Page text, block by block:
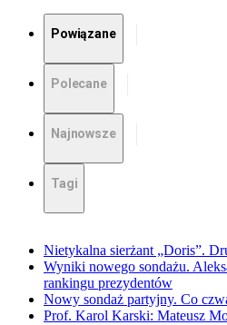
Powiązane
Polecane
Najnowsze
Tagi
Nietykalna sierżant „Doris”.
Wyniki nowego sondażu.
rankingu prezydentów
Nowy sondaż partyjny. Co
Prof. Karol Karski: Mateusz